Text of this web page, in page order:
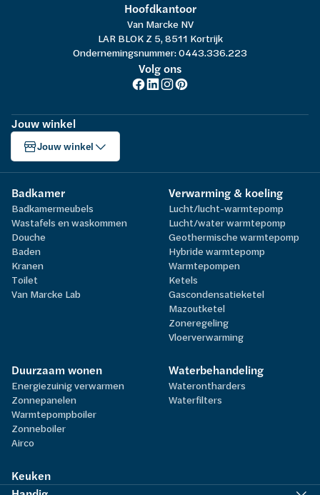
Hoofdkantoor
Van Marcke NV
LAR BLOK Z 5, 8511 Kortrijk
Ondernemingsnummer: 0443.336.223
Volg ons
Jouw winkel
Jouw winkel
Badkamer
Badkamermeubels
Wastafels en waskommen
Douche
Baden
Kranen
Toilet
Van Marcke Lab
Verwarming & koeling
Lucht/lucht-warmtepomp
Lucht/water warmtepomp
Geothermische warmtepomp
Hybride warmtepomp
Warmtepompen
Ketels
Gascondensatieketel
Mazoutketel
Zoneregeling
Vloerverwarming
Duurzaam wonen
Energiezuinig verwarmen
Zonnepanelen
Warmtepompboiler
Zonneboiler
Airco
Waterbehandeling
Waterontharders
Waterfilters
Keuken